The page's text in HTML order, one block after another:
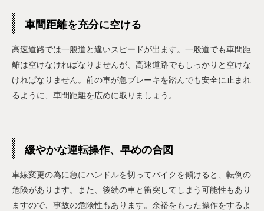
車間距離を充分に空ける
高速道路では一般道と違いスピードが出ます。一般道でも車間距
離は空けなければなりませんが、高速道路でもしっかりと空けな
ければなりません。前の車が急ブレーキを踏んでも安全に止まれ
るように、車間距離を広めに取りましょう。
緩やかな運転操作、早めの合図
車線変更の為に急にハンドルを切ってバイクを傾けると、転倒の
危険があります。また、後続の車と衝突してしまう可能性もあり
ますので、事故の危険性もあります。余裕をもった操作をするよ